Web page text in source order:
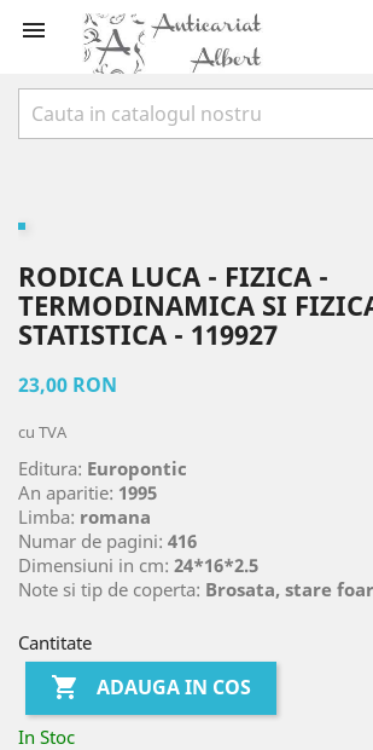

RODICA LUCA - FIZICA -
TERMODINAMICA SI
STATISTICA - 119927
23,00 RON
cu TVA
Editura: Europontic
An aparitie: 1995
Limba: romana
Numar de pagini: 416
Dimensiuni in cm: 24*16*2.5
Note si tip de coperta: Brosata, stare
Cantitate
 ADAUGA IN COS
In Stoc